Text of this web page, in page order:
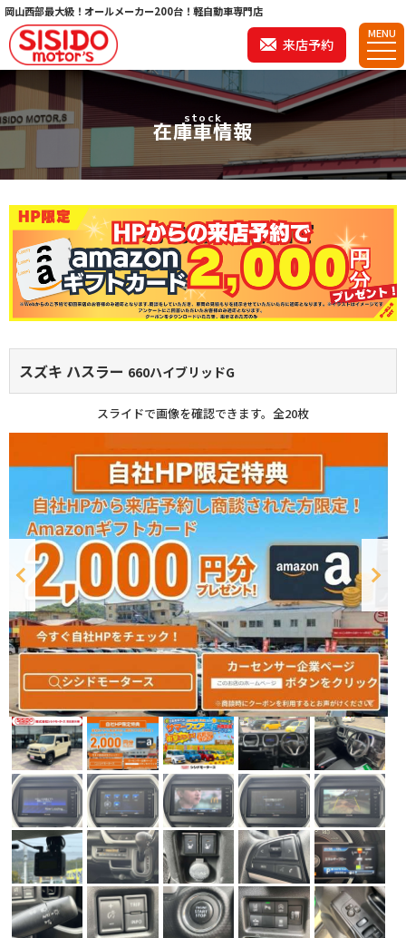
岡山西部最大級！オールメーカー200台！軽自動車専門店
来店予約
MENU
stock
在庫車情報
スズキ ハスラー 660ハイブリッドG
スライドで画像を確認できます。 全20枚